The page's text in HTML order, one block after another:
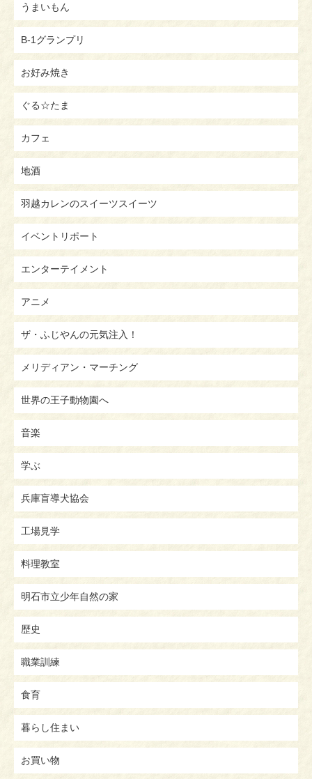
うまいもん
B-1グランプリ
お好み焼き
ぐる☆たま
カフェ
地酒
羽越カレンのスイーツスイーツ
イベントリポート
エンターテイメント
アニメ
ザ・ふじやんの元気注入！
メリディアン・マーチング
世界の王子動物園へ
音楽
学ぶ
兵庫盲導犬協会
工場見学
料理教室
明石市立少年自然の家
歴史
職業訓練
食育
暮らし住まい
お買い物